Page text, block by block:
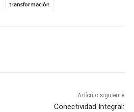
transformación
Artículo siguiente
Conectividad Integral: